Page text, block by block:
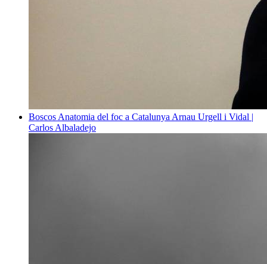
Boscos Anatomia del foc a Catalunya Arnau Urgell i Vidal |
Carlos Albaladejo